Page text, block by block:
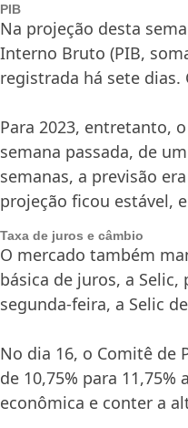
PIB
Na projeção desta
Interno Bruto (PIB,
registrada há sete dias.
Para 2023, entretanto,
semana passada, de
semanas, a previsão
projeção ficou estável,
Taxa de juros e câmbio
O mercado também
básica de juros, a
segunda-feira, a Selic
No dia 16, o Comitê de
de 10,75% para
econômica e conter a